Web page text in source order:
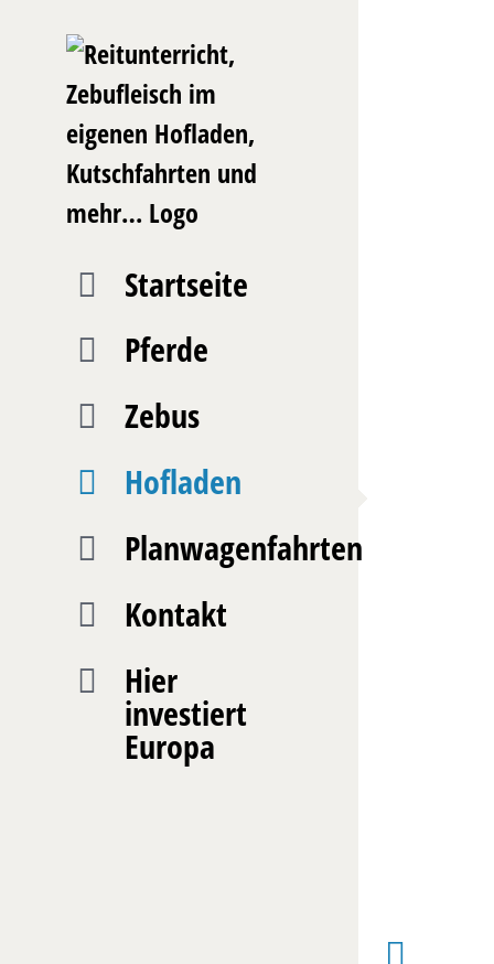
springen
Startseite
Pferde
Zebus
Hofladen
Planwagenfahrten
Kontakt
Hier
investiert
Europa